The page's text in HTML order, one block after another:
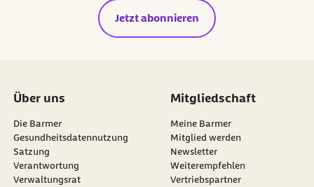
Jetzt abonnieren
Über uns
Die Barmer
Gesundheitsdatennutzung
Satzung
Verantwortung
Verwaltungsrat
Mitgliedschaft
Meine Barmer
Mitglied werden
Newsletter
externer Link:
Weiterempfehlen
Vertriebspartner